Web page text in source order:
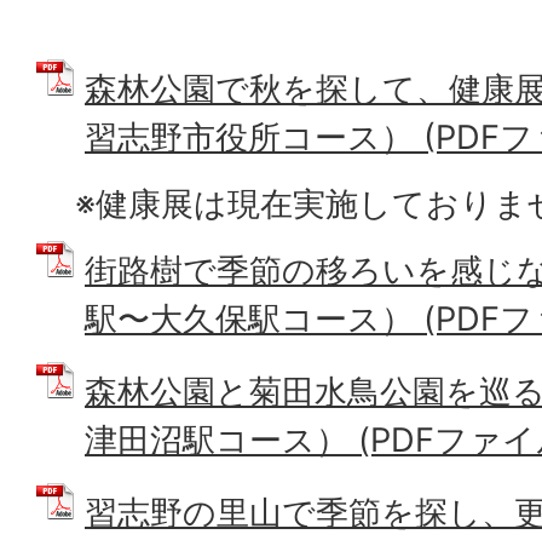
森林公園で秋を探して、健康
習志野市役所コース） (PDF
※健康展は現在実施しておりま
街路樹で季節の移ろいを感じ
駅〜大久保駅コース） (PDF
森林公園と菊田水鳥公園を巡
津田沼駅コース） (PDFファ
習志野の里山で季節を探し、